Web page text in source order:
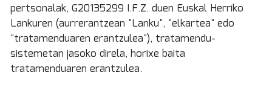
pertsonalak, G20135299 I.F.Z. duen Euskal Herriko
Lankuren (aurrerantzean "Lanku", "elkartea" edo
"tratamenduaren erantzulea"), tratamendu-
sistemetan jasoko direla, horixe baita
tratamenduaren erantzulea.